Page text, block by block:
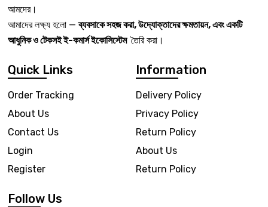
আমদের।
আমাদের লক্ষ্য হলো —ব্যবসাকে সহজ করা, উদ্যোক্তাদের ক্ষমতায়ন, এবং একটি
আধুনিক ও টেকসই ই-কমার্স ইকোসিস্টেম তৈরি করা।
Quick Links
Order Tracking
About Us
Contact Us
Login
Register
Information
Delivery Policy
Privacy Policy
Return Policy
About Us
Return Policy
Follow Us